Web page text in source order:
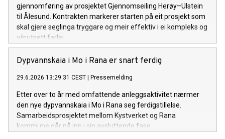
gjennomføring av prosjektet Gjennomseiling Herøy–Ulstein
til Ålesund. Kontrakten markerer starten på eit prosjekt som
skal gjere seglinga tryggare og meir effektiv i ei kompleks og
vêrutsett farlei.
Dypvannskaia i Mo i Rana er snart ferdig
29.6.2026 13:29:31 CEST Pressemelding
Etter over to år med omfattende anleggsaktivitet nærmer
den nye dypvannskaia i Mo i Rana seg ferdigstillelse.
Samarbeidsprosjektet mellom Kystverket og Rana
kommune går nå inn i sin avsluttende fase.